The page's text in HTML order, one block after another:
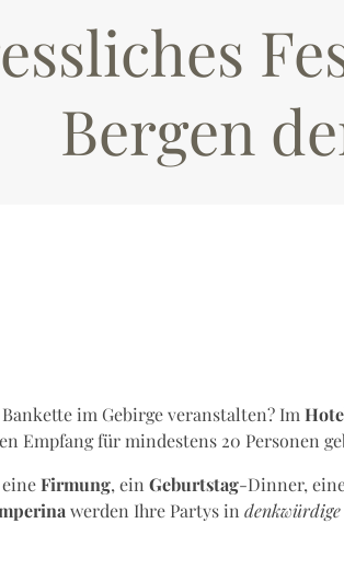
Bergen
im Gebirge veranstalten? Im
Empfang für mindestens 20 Personen
eineFirmung, einGeburtstag-Dinner,
werden Ihre Partys indenkwürdige